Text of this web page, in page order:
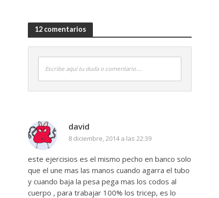
12 comentarios
Escribe aquí tu duda o comentario....
david
8 diciembre, 2014 a las 22:39
este ejercisios es el mismo pecho en banco solo
que el une mas las manos cuando agarra el tubo
y cuando baja la pesa pega mas los codos al
cuerpo , para trabajar 100% los tricep, es lo